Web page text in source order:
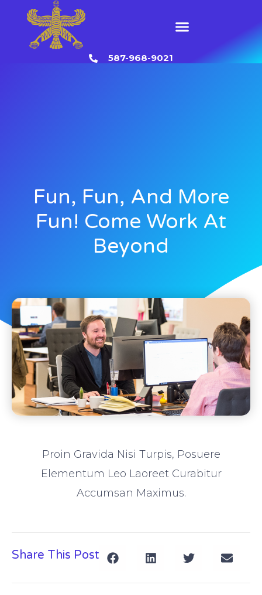
content
Menu
587-968-9021
Fun, Fun, And More
Fun! Come Work At
Beyond
Proin Gravida Nisi Turpis, Posuere
Elementum Leo Laoreet Curabitur
Accumsan Maximus.
Share This Post